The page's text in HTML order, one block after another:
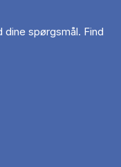
spørgsmål. Find